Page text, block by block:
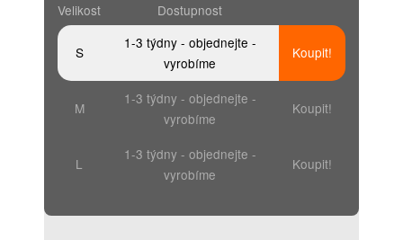
Velikost Dostupnost
S
1-3 týdny - objednejte -
vyrobíme
Koupit!
M
1-3 týdny - objednejte -
vyrobíme
Koupit!
L
1-3 týdny - objednejte -
vyrobíme
Koupit!